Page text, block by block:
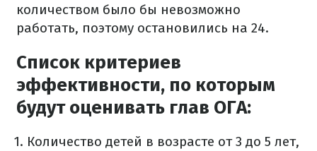
количеством было бы невозможно
работать, поэтому остановились на 24.
Список критериев
эффективности, по которым
будут оценивать глав ОГА:
Количество детей в возрасте от 3 до 5 лет,